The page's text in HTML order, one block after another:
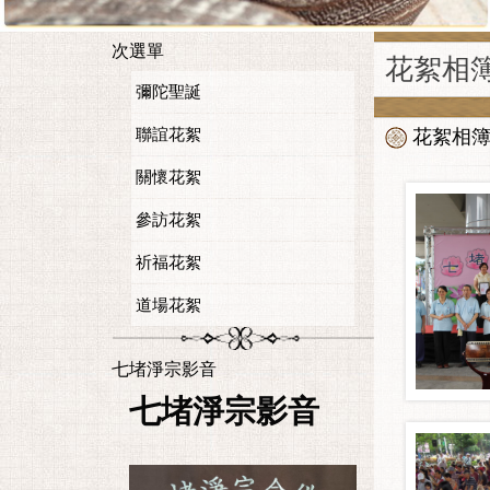
次選單
彌陀聖誕
聯誼花絮
關懷花絮
參訪花絮
祈福花絮
道場花絮
七堵淨宗影音
七堵淨宗影音
花絮相
花絮相簿